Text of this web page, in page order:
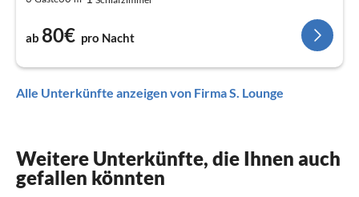
ab 80€ pro Nacht
Alle Unterkünfte anzeigen von Firma S. Lounge
Weitere Unterkünfte, die Ihnen auch
gefallen könnten